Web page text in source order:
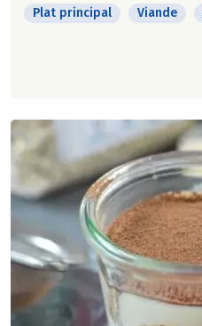
Plat principal Viande